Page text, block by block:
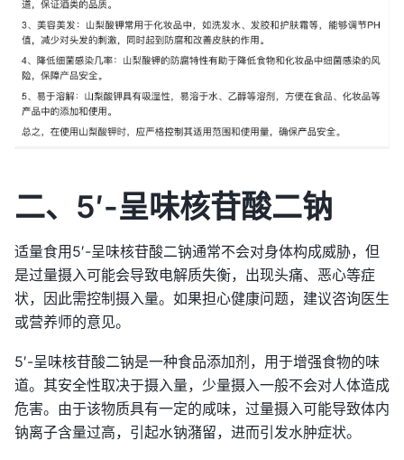
二、5′-呈味核苷酸二钠
适量食用5′-呈味核苷酸二钠通常不会对身体构成威胁，但
是过量摄入可能会导致电解质失衡，出现头痛、恶心等症
状，因此需控制摄入量。如果担心健康问题，建议咨询医生
或营养师的意见。
5′-呈味核苷酸二钠是一种食品添加剂，用于增强食物的味
道。其安全性取决于摄入量，少量摄入一般不会对人体造成
危害。由于该物质具有一定的咸味，过量摄入可能导致体内
钠离子含量过高，引起水钠潴留，进而引发水肿症状。